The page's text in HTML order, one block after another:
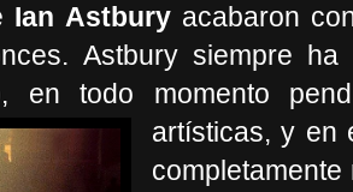
Ian Astburyacabaron
Astbury siempre
en todo momento
artísticas, y en